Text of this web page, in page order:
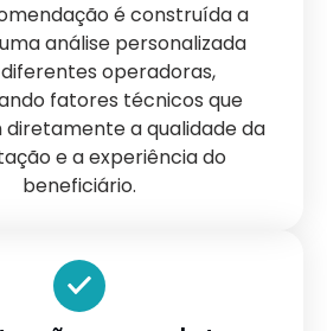
é construída a
análise personalizada
operadoras,
fatores técnicos que
diretamente a qualidade da
e a experiência do
beneficiário.